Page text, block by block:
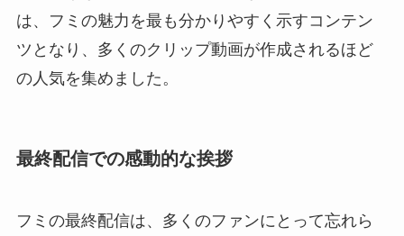
は、フミの魅力を最も分かりやすく示すコンテン
ツとなり、多くのクリップ動画が作成されるほど
の人気を集めました。
最終配信での感動的な挨拶
フミの最終配信は、多くのファンにとって忘れら